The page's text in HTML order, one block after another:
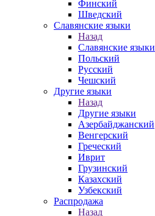
Финский
Шведский
Славянские языки
Назад
Славянские языки
Польский
Русский
Чешский
Другие языки
Назад
Другие языки
Азербайджанский
Венгерский
Греческий
Иврит
Грузинский
Казахский
Узбекский
Распродажа
Назад